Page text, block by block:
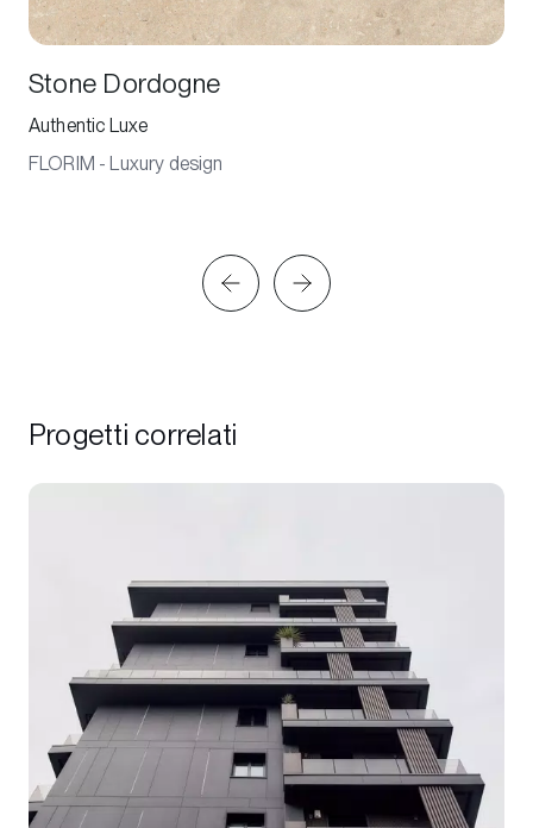
Stone Dordogne
Authentic Luxe
FLORIM - Luxury design
Progetti correlati